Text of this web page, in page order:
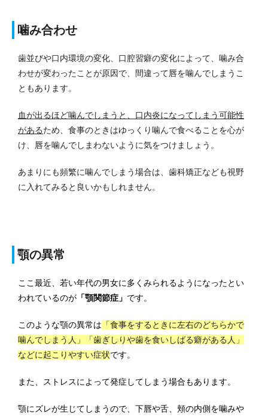
噛み合わせ
歯並びや口内環境の変化、口腔習癖の変化によって、噛み合
わせが変わったことが原因で、間違って唇を噛んでしまうこ
ともあります。
血が出るほど噛んでしまうと、口内炎になってしまう可能性
があるため、食事のときはゆっくり噛んで食べることを心が
け、唇を噛んでしまわないように気をつけましょう。
あまりにも頻繁に噛んでしまう場合は、歯科矯正なども視野
に入れてみると良いかもしれません。
顎の異常
ここ最近、若い年代の男女に多くみられるようになったとい
われているのが 「顎関節症」 です。
このような顎の異常は 「食事をするときに左右のどちらかで
噛んでしまう人」「歯ぎしりや歯を食いしばる癖がある人」
などに起こりやすい症状です。
また、ストレスによって発症してしまう場合もあります。
顎にズレが生じてしまうので、下唇や舌、頬の内側を噛みや